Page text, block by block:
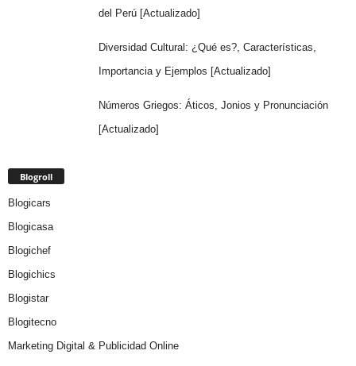
del Perú [Actualizado]
Diversidad Cultural: ¿Qué es?, Características,
Importancia y Ejemplos [Actualizado]
Números Griegos: Áticos, Jonios y Pronunciación
[Actualizado]
Blogroll
Blogicars
Blogicasa
Blogichef
Blogichics
Blogistar
Blogitecno
Marketing Digital & Publicidad Online